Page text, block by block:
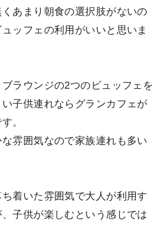
あまり朝食の選択肢がないの
ッフェの利用がいいと思いま
ラウンジの2つのビュッフェを
子供連れならグランカフェが
。
雰囲気なので家族連れも多い
着いた雰囲気で大人が利用す
子供が楽しむという感じでは